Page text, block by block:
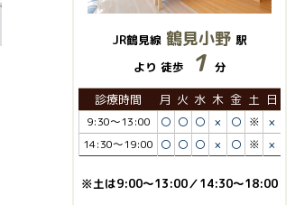
JR鶴見線 鶴見小野 駅
より 徒歩
１ 分
診療時間
月 火 水 木 金 土 日
9:30～13:00 〇 〇 〇 × 〇 ※
×
14:30～19:00 〇 〇 〇 × 〇 ※ ×
※土は9:00～13:00／14:30～18:00